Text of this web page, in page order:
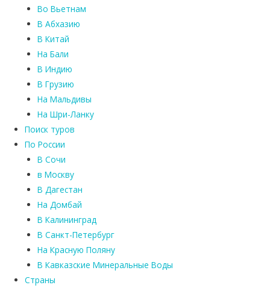
Во Вьетнам
В Абхазию
В Китай
На Бали
В Индию
В Грузию
На Мальдивы
На Шри-Ланку
Поиск туров
По России
В Сочи
в Москву
В Дагестан
На Домбай
В Калининград
В Санкт-Петербург
На Красную Поляну
В Кавказские Минеральные Воды
Страны